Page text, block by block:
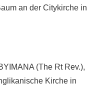
an der Citykirche in
(The Rt Rev.),
Kirche in